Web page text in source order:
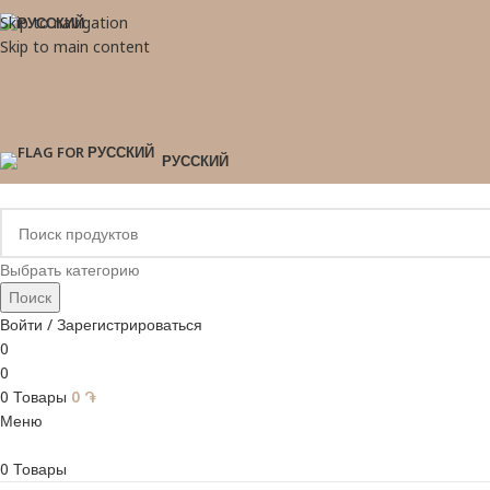
Skip to navigation
Skip to main content
РУССКИЙ
Выбрать категорию
Поиск
Войти / Зарегистрироваться
0
0
0 Товары 0 ֏
Меню
0 Товары